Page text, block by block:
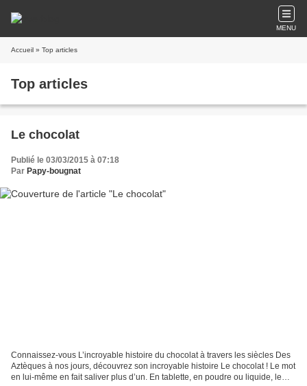
MENU
Accueil » Top articles
Top articles
Le chocolat
Publié le 03/03/2015 à 07:18
Par Papy-bougnat
Connaissez-vous L’incroyable histoire du chocolat à travers les siècles Des
Aztèques à nos jours, découvrez son incroyable histoire Le chocolat ! Le mot
en lui-même en fait saliver plus d’un. En tablette, en poudre ou liquide, le